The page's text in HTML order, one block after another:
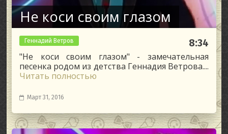
Не коси своим глазом
Геннадий Ветров 8:34
"Не коси своим глазом" - замечательная
песенка родом из детства Геннадия Ветрова....
Читать полностью
Март 31, 2016